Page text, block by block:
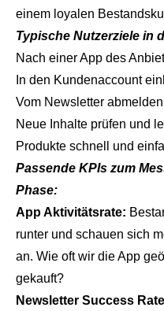
einem loyalen
Typische Nutzerziele in
Nach einer App des
In den Kundenaccount
Vom Newsletter abmelden
Neue Inhalte prüfen und
Produkte schnell und
Passende KPIs zum
Phase:
App Aktivitätsrate:
runter und schauen sich
an. Wie oft wir die App
gekauft?
Newsletter Success